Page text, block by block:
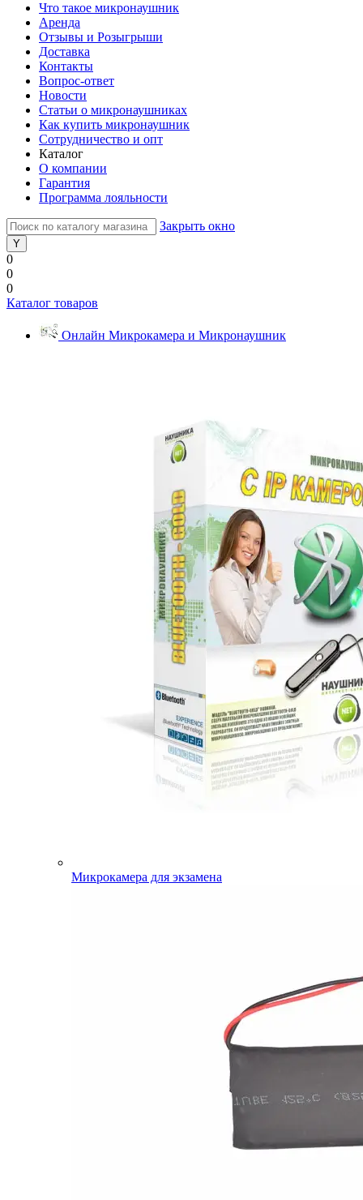
Что такое микронаушник
Аренда
Отзывы и Розыгрыши
Доставка
Контакты
Вопрос-ответ
Новости
Статьи о микронаушниках
Как купить микронаушник
Сотрудничество и опт
Каталог
О компании
Гарантия
Программа лояльности
Закрыть окно
0
0
0
Каталог товаров
Онлайн Микрокамера и Микронаушник
Микрокамера для экзамена